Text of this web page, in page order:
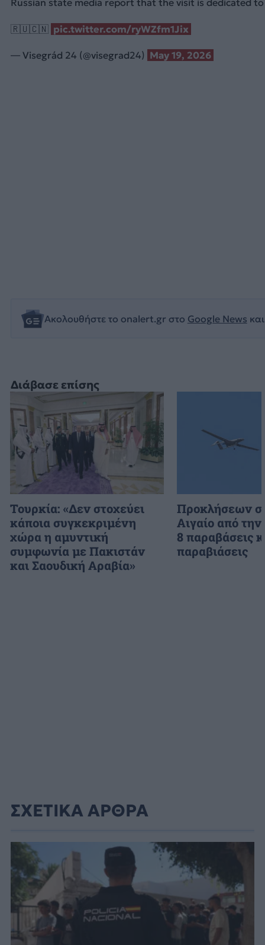
Διάβασε επίσης
Τουρκία: «Δεν στοχεύει
κάποια συγκεκριμένη
χώρα η αμυντική
συμφωνία με Πακιστάν
και Σαουδική Αραβία»
Προκλήσεων
Αιγαίο από
8 παραβάσεις
παραβιάσεις
Russian state media report that the visit is dedicated
🇷🇺🇨🇳 pic.twitter.com/ryWZfm1Jix
— Visegrád 24 (@visegrad24) May 19, 2026
Ακολουθήστε το onalert.gr στο Google News
ΣΧΕΤΙΚΑ ΑΡΘΡΑ